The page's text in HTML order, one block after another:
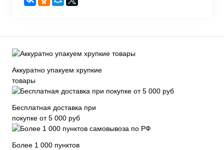
Аккуратно упакуем хрупкие
товары
Бесплатная доставка при
покупке от 5 000 руб
Более 1 000 пунктов